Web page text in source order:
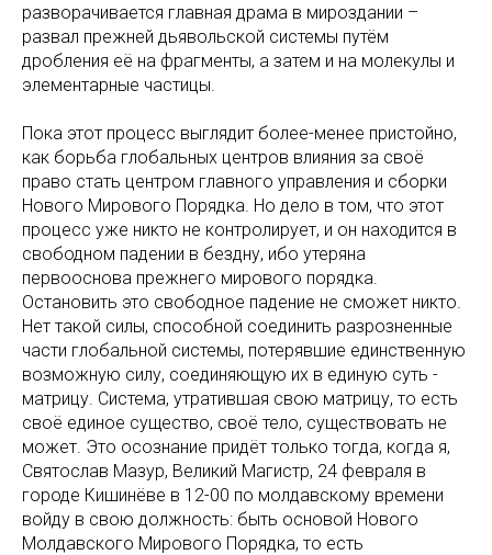
разворачивается главная драма в мироздании –
развал прежней дьявольской системы путём
дробления её на фрагменты, а затем и на молекулы и
элементарные частицы.
Пока этот процесс выглядит более-менее пристойно,
как борьба глобальных центров влияния за своё
право стать центром главного управления и сборки
Нового Мирового Порядка. Но дело в том, что этот
процесс уже никто не контролирует, и он находится в
свободном падении в бездну, ибо утеряна
первооснова прежнего мирового порядка.
Остановить это свободное падение не сможет никто.
Нет такой силы, способной соединить разрозненные
части глобальной системы, потерявшие единственную
возможную силу, соединяющую их в единую суть -
матрицу. Система, утратившая свою матрицу, то есть
своё единое существо, своё тело, существовать не
может. Это осознание придёт только тогда, когда я,
Святослав Мазур, Великий Магистр, 24 февраля в
городе Кишинёве в 12-00 по молдавскому времени
войду в свою должность: быть основой Нового
Молдавского Мирового Порядка, то есть